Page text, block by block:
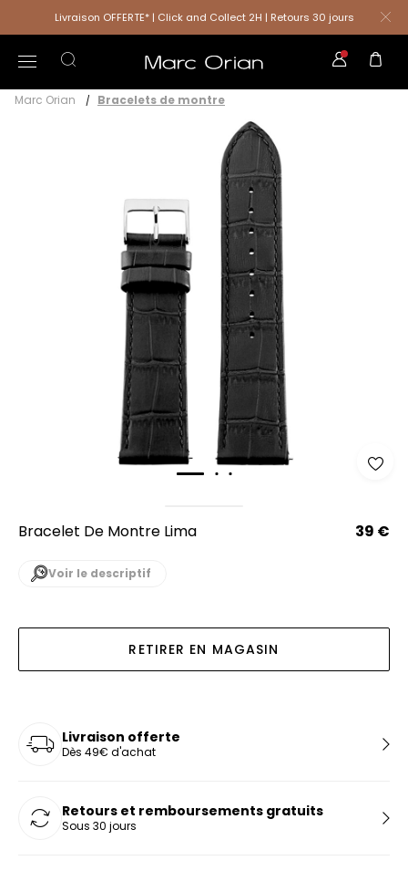
Livraison OFFERTE* | Click and Collect 2H | Retours 30 jours
Marc Orian Bracelets de montre
Bracelet De Montre Lima 39 €
Voir le descriptif
RETIRER EN MAGASIN
Livraison offerte
Dès 49€ d'achat
Retours et remboursements gratuits
Sous 30 jours